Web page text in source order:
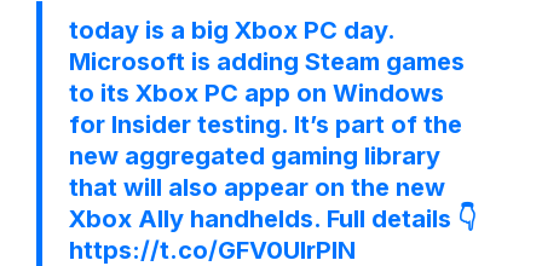
today is a big Xbox PC day.
Microsoft is adding Steam games
to its Xbox PC app on Windows
for Insider testing. It’s part of the
new aggregated gaming library
that will also appear on the new
Xbox Ally handhelds. Full details 👇
https://t.co/GFV0UlrPlN